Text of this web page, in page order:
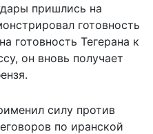
пришлись на
готовность
готовность Тегерана к
он вновь получает
силу против
по иранской